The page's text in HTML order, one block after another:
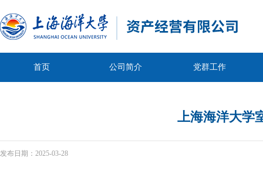
首页 公司简介 党群工作
上海海洋大学
发布日期： 2025-03-28